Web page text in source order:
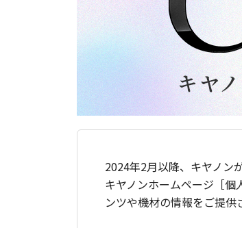
2024年2月以降、キヤノン
キヤノンホームページ［
ンツや機材の情報をご提供